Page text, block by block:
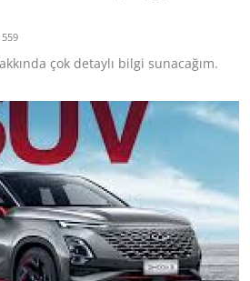
559
çok detaylı bilgi sunacağım.